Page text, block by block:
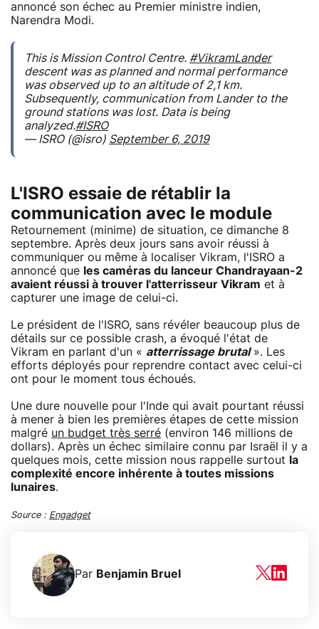
annoncé son échec au Premier ministre indien,
Narendra Modi.
This is Mission Control Centre. #VikramLander
descent was as planned and normal performance
was observed up to an altitude of 2,1 km.
Subsequently, communication from Lander to the
ground stations was lost. Data is being
analyzed.#ISRO
— ISRO (@isro) September 6, 2019
L'ISRO essaie de rétablir la
communication avec le module
Retournement (minime) de situation, ce dimanche 8
septembre. Après deux jours sans avoir réussi à
communiquer ou même à localiser Vikram, l'ISRO a
annoncé que les caméras du lanceur Chandrayaan-2
avaient réussi à trouver l'atterrisseur Vikram et à
capturer une image de celui-ci.
Le président de l'ISRO, sans révéler beaucoup plus de
détails sur ce possible crash, a évoqué l'état de
Vikram en parlant d'un « atterrissage brutal». Les
efforts déployés pour reprendre contact avec celui-ci
ont pour le moment tous échoués.
Une dure nouvelle pour l'Inde qui avait pourtant réussi
à mener à bien les premières étapes de cette mission
malgré un budget très serré (environ 146 millions de
dollars). Après un échec similaire connu par Israël il y a
quelques mois, cette mission nous rappelle surtout
la
complexité encore inhérente à toutes missions
lunaires.
Source : Engadget
Par Benjamin Bruel